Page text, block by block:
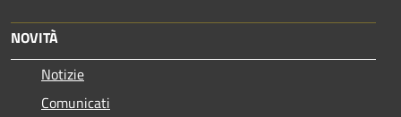
NOVITÀ
Notizie
Comunicati